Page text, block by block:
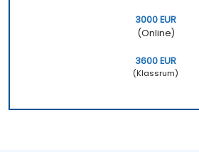
3000 EUR
(Online)
3600 EUR
(Klassrum)